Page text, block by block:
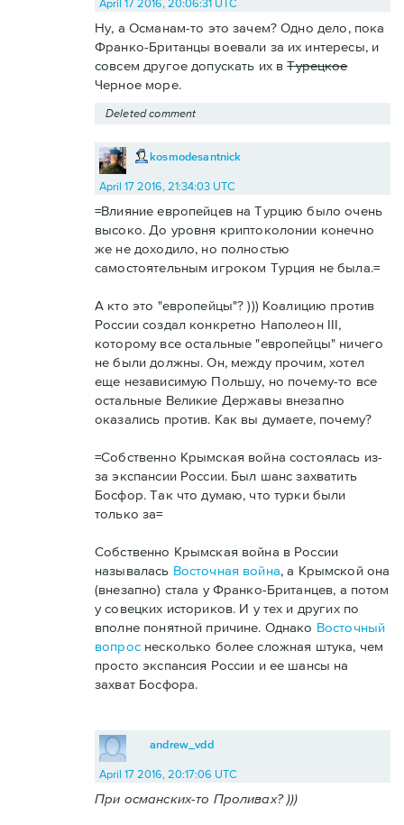
April 17 2016, 20:06:31 UTC
Ну, а Османам-то это зачем? Одно дело, пока
Франко-Британцы воевали за их интересы, и
совсем другое допускать их вТурецкое
Черное море.
Deleted comment
kosmodesantnick
April 17 2016, 21:34:03 UTC
=Влияние европейцев на Турцию было очень
высоко. До уровня криптоколонии конечно
же не доходило, но полностью
самостоятельным игроком Турция не была.=
А кто это "европейцы"? ))) Коалицию против
России создал конкретно Наполеон III,
которому все остальные "европейцы" ничего
не были должны. Он, между прочим, хотел
еще независимую Польшу, но почему-то все
остальные Великие Державы внезапно
оказались против. Как вы думаете, почему?
=Собственно Крымская война состоялась из-
за экспансии России. Был шанс захватить
Босфор. Так что думаю, что турки были
только за=
Собственно Крымская война в России
называлась Восточная война, а Крымской она
(внезапно) стала у Франко-Британцев, а потом
у совецких историков. И у тех и других по
вполне понятной причине. Однако Восточный
вопроснесколько более сложная штука, чем
просто экспансия России и ее шансы на
захват Босфора.
andrew_vdd
April 17 2016, 20:17:06 UTC
При османских-то Проливах? )))